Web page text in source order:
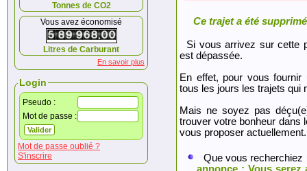
Tonnes de CO2
Vous avez économisé
Litres de Carburant
En savoir plus
Login
Pseudo :
Mot de passe :
Mot de passe oublié ?
S'inscrire
Ce trajet a été
Si vous arrivez sur cette
est dépassée.
En effet, pour vous fournir
tous les jours les trajets qui
Mais ne soyez pas
trouver votre bonheur dans
vous proposer actuellement.
Que vous